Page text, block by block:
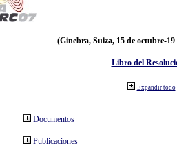
(Ginebra, Suiza, 15 de octubre-19
Libro del
Expandir todo
Documentos
Publicaciones